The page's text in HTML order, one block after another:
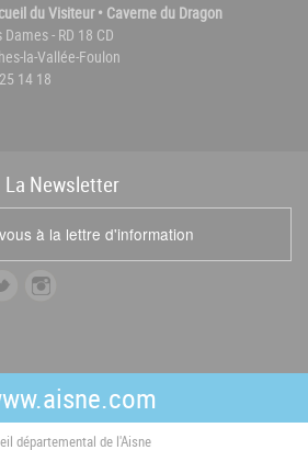
du Visiteur • Caverne du Dragon
- RD 18 CD
la-Vallée-Foulon
14 18
La Newsletter
à la lettre d'information
a
g
r
départemental de l'Aisne